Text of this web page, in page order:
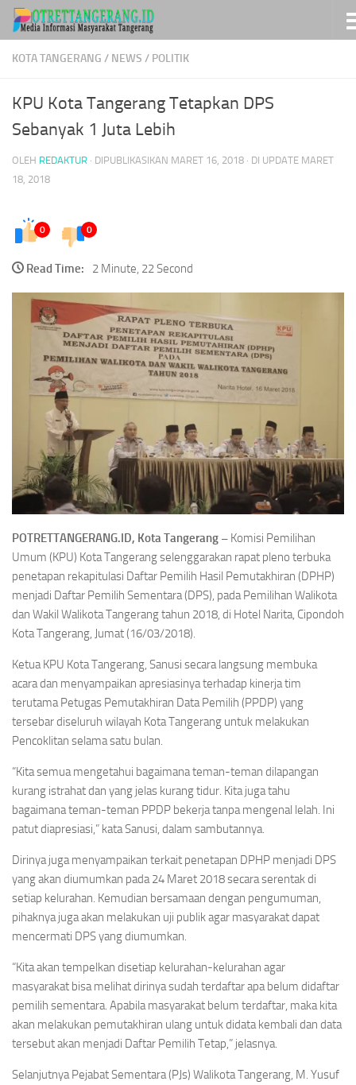
Skip to content
KOTA TANGERANG / NEWS / POLITIK
KPU Kota Tangerang Tetapkan DPS
Sebanyak 1 Juta Lebih
OLEH REDAKTUR · DIPUBLIKASIKAN MARET 16, 2018 · DI UPDATE MARET
18, 2018
0 0
Read Time: 2 Minute, 22 Second
POTRETTANGERANG.ID, Kota Tangerang – Komisi Pemilihan
Umum (KPU) Kota Tangerang selenggarakan rapat pleno terbuka
penetapan rekapitulasi Daftar Pemilih Hasil Pemutakhiran (DPHP)
menjadi Daftar Pemilih Sementara (DPS), pada Pemilihan Walikota
dan Wakil Walikota Tangerang tahun 2018, di Hotel Narita, Cipondoh
Kota Tangerang, Jumat (16/03/2018).
Ketua KPU Kota Tangerang, Sanusi secara langsung membuka
acara dan menyampaikan apresiasinya terhadap kinerja tim
terutama Petugas Pemutakhiran Data Pemilih (PPDP) yang
tersebar diseluruh wilayah Kota Tangerang untuk melakukan
Pencoklitan selama satu bulan.
“Kita semua mengetahui bagaimana teman-teman dilapangan
kurang istrahat dan yang jelas kurang tidur. Kita juga tahu
bagaimana teman-teman PPDP bekerja tanpa mengenal lelah. Ini
patut diapresiasi,” kata Sanusi, dalam sambutannya.
Dirinya juga menyampaikan terkait penetapan DPHP menjadi DPS
yang akan diumumkan pada 24 Maret 2018 secara serentak di
setiap kelurahan. Kemudian bersamaan dengan pengumuman,
pihaknya juga akan melakukan uji publik agar masyarakat dapat
mencermati DPS yang diumumkan.
“Kita akan tempelkan disetiap kelurahan-kelurahan agar
masyarakat bisa melihat dirinya sudah terdaftar apa belum didaftar
pemilih sementara. Apabila masyarakat belum terdaftar, maka kita
akan melakukan pemutakhiran ulang untuk didata kembali dan data
tersebut akan menjadi Daftar Pemilih Tetap,” jelasnya.
Selanjutnya Pejabat Sementara (PJs) Walikota Tangerang, M. Yusuf